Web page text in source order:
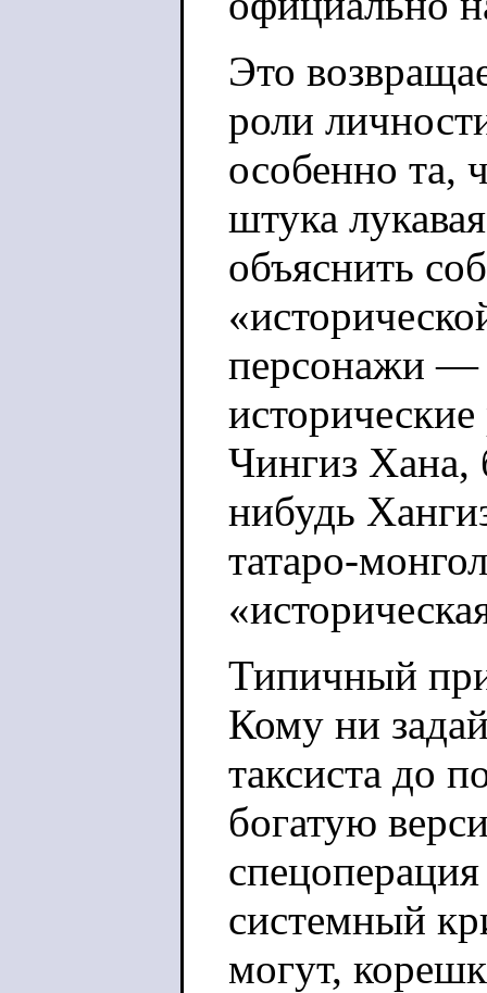
Это
роли
особенно та,
штука
объяснить
персонажи —
Чингиз Хана,
нибудь
татаро-
Типичный
Кому ни
таксиста до
богатую
системный
могут,